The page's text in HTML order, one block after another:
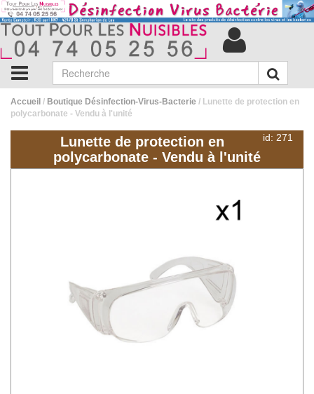
Accueil / Boutique Désinfection-Virus-Bacterie / Lunette de protection en
polycarbonate - Vendu à l'unité
id: 271
Lunette de protection en
polycarbonate - Vendu à l'unité